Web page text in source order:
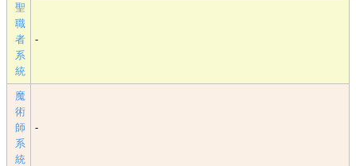
聖
職
者
系
統
-
魔
術
師
系
統
-